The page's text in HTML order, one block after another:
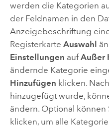
werden die Kategorien
der Feldnamen in den
Anzeigebeschriftung
Registerkarte Auswahl
Einstellungen aufAußer
ändernde Kategorie
Hinzufügen klicken.
hinzugefügt wurde,
ändern. Optional können
klicken, um alle